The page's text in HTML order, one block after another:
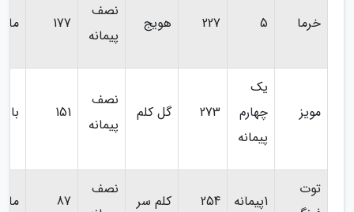
خرما 5
227 هویج
نصف
پیمانه
177
مویز
یک
چهارم
پیمانه
273 گل کلم
نصف
پیمانه
151
توت
1پیمانه 254 کلم سر
نصف
87